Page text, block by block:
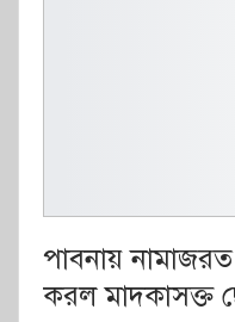
পাবনায়
করল মাদকাসক্ত